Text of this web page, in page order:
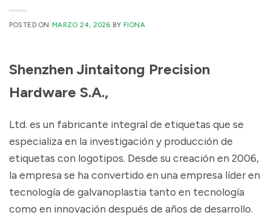
POSTED ON MARZO 24, 2026 BY FIONA
Shenzhen Jintaitong Precision
Hardware S.A.,
Ltd. es un fabricante integral de etiquetas que se
especializa en la investigación y producción de
etiquetas con logotipos. Desde su creación en 2006,
la empresa se ha convertido en una empresa líder en
tecnología de galvanoplastia tanto en tecnología
como en innovación después de años de desarrollo.